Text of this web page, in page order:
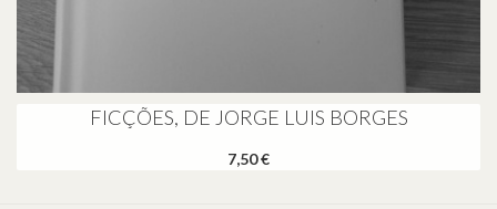
FICÇÕES, DE JORGE LUIS BORGES
7,50 €